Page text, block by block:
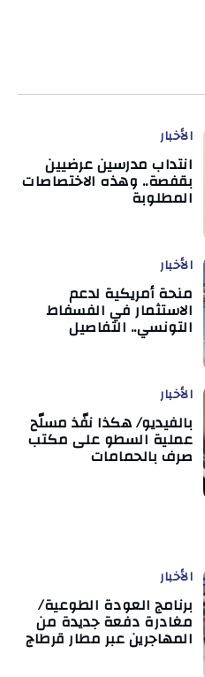
الأخبار
انتداب مدرسين عرضيين
بقفصة.. وهذه الاختصاصات
المطلوبة
الأخبار
منحة أمريكية لدعم
الاستثمار في الفسفاط
التونسي.. التفاصيل
الأخبار
بالفيديو/ هكذا نفّذ مسلّح
عملية السطو على مكتب
صرف بالحمامات
الأخبار
برنامج العودة الطوعية/
مغادرة دفعة جديدة من
المهاجرين عبر مطار قرطاج